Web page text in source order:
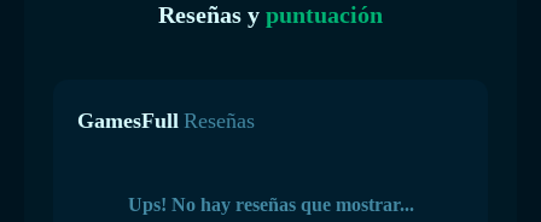
Reseñas y puntuación
GamesFull Reseñas
Ups! No hay reseñas que mostrar...